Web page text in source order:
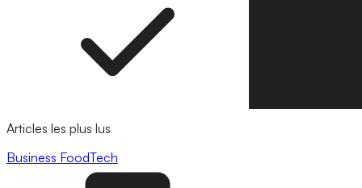
Articles les plus lus
Business FoodTech